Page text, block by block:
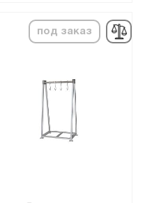
под заказ
Сбросить